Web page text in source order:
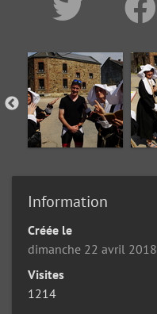
Information
Créée le
dimanche 22 avril 2018
Visites
1214